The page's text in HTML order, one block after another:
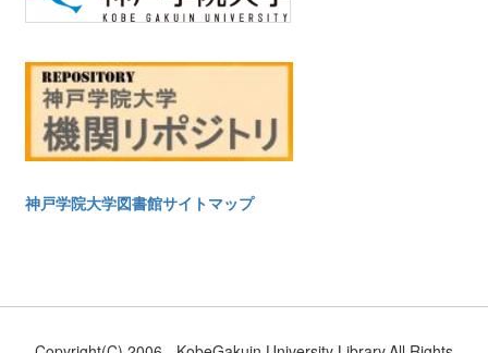
神戸学院大学図書館サイトマップ